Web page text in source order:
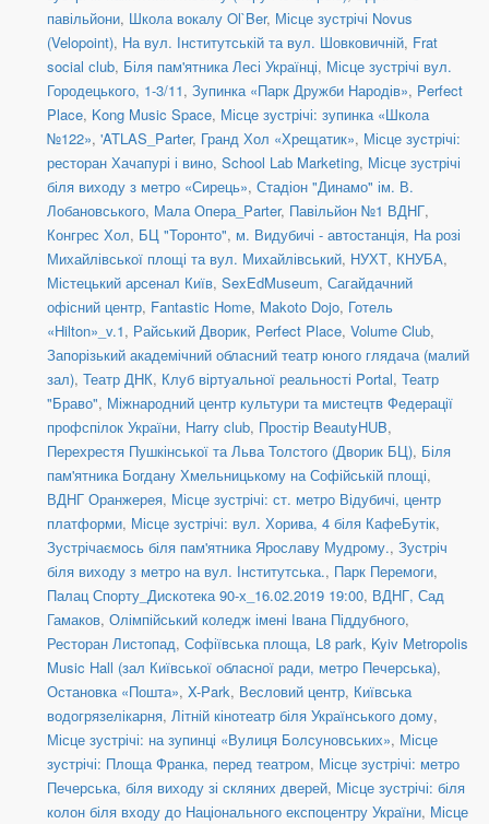
павільйони, Школа вокалу Ol`Ber, Місце зустрічі Novus
(Velopoint), На вул. Інститутській та вул. Шовковичній, Frat
social сlub, Біля пам'ятника Лесі Українці, Місце зустрічі вул.
Городецького, 1-3/11, Зупинка «Парк Дружби Народів», Perfect
Place, Kong Music Space, Місце зустрічі: зупинка «Школа
№122», 'ATLAS_Parter, Гранд Хол «Хрещатик», Місце зустрічі:
ресторан Хачапурі і вино, School Lab Marketing, Місце зустрічі
біля виходу з метро «Сирець», Стадіон "Динамо" ім. В.
Лобановського, Мала Опера_Parter, Павільйон №1 ВДНГ,
Конгрес Хол, БЦ "Торонто", м. Видубичі - автостанція, На розі
Михайлівської площі та вул. Михайлівський, НУХТ, КНУБА,
Містецький арсенал Київ, SexEdMuseum, Сагайдачний
офісний центр, Fantastic Home, Makoto Dojo, Готель
«Hilton»_v.1, Райський Дворик, Perfect Place, Volume Club,
Запорізький академічний обласний театр юного глядача (малий
зал), Театр ДНК, Клуб віртуальної реальності Portal, Театр
"Браво", Міжнародний центр культури та мистецтв Федерації
профспілок України, Harry club, Простір BeautyHUB,
Перехрестя Пушкінської та Льва Толстого (Дворик БЦ), Біля
пам'ятника Богдану Хмельницькому на Софійській площі,
ВДНГ Оранжерея, Місце зустрічі: ст. метро Відубичі, центр
платформи, Місце зустрічі: вул. Хорива, 4 біля КафеБутік,
Зустрічаємось біля пам'ятника Ярославу Мудрому., Зустріч
біля виходу з метро на вул. Інститутська., Парк Перемоги,
Палац Спорту_Дискотека 90-х_16.02.2019 19:00, ВДНГ, Сад
Гамаков, Олімпійський коледж імені Івана Піддубного,
Ресторан Листопад, Софіївська площа, L8 park, Kyiv Metropolis
Music Hall (зал Київської обласної ради, метро Печерська),
Остановка «Пошта», X-Park, Весловий центр, Київська
водогрязелікарня, Літній кінотеатр біля Українського дому,
Місце зустрічі: на зупинці «Вулиця Болсуновських», Місце
зустрічі: Площа Франка, перед театром, Місце зустрічі: метро
Печерська, біля виходу зі скляних дверей, Місце зустрічі: біля
колон біля входу до Національного експоцентру України, Місце